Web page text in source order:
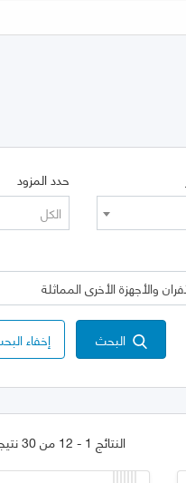
حدد المزود
الكل
البحث إخفاء
النتائج 1 - 12 من 30 نتيجة